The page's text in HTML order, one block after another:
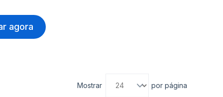
agora
Mostrar por página